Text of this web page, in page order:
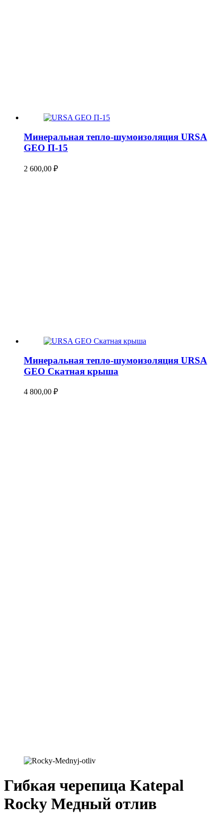
Минеральная тепло-шумоизоляция URSA
GEO П-15
2 600,00 ₽
Минеральная тепло-шумоизоляция URSA
GEO Скатная крыша
4 800,00 ₽
Гибкая черепица Katepal
Rocky Медный отлив